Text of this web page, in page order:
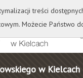
Wydawnictwo
w Kielcach
treści
Możecie Państwo